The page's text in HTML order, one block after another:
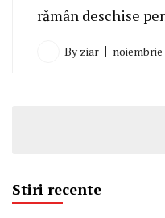
rămân deschise
By ziar noiembrie
Stiri recente